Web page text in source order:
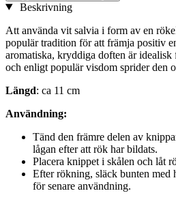
Beskrivning
Att använda vit salvia i form av en
populär tradition för att främja positiv
aromatiska, kryddiga doften är
och enligt populär visdom sprider den
Längd: ca 11 cm
Användning:
Tänd den främre delen av
lågan efter att rök har bildats.
Placera knippet i skålen och låt
Efter rökning, släck bunten med
för senare användning.